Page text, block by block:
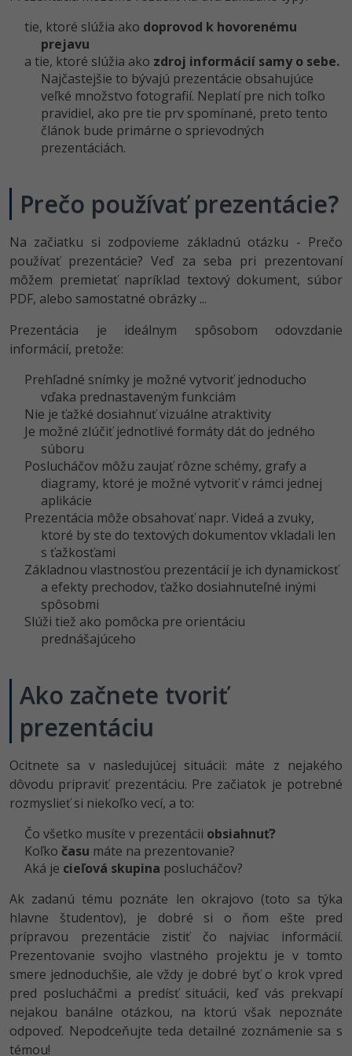
Adobe XD
Adobe InDesign -25%
Adobe After Effects
Blender -80%
Fotografovanie -80%
Video
Ostatné
tie, ktoré slúžia ako doprovod k hovorenému
prejavu
a tie, ktoré slúžia ako zdroj informácií samy o sebe.
Najčastejšie to bývajú prezentácie obsahujúce
veľké množstvo fotografií. Neplatí pre nich toľko
pravidiel, ako pre tie prv spomínané, preto tento
článok bude primárne o sprievodných
prezentáciách.
Prečo používať prezentácie?
Na začiatku si zodpovieme základnú otázku - Prečo
používať prezentácie? Veď za seba pri prezentovaní
môžem premietať napríklad textový dokument, súbor
PDF, alebo samostatné obrázky ...
Prezentácia je ideálnym spôsobom odovzdanie
informácií, pretože:
Prehľadné snímky je možné vytvoriť jednoducho
vďaka prednastaveným funkciám
Nie je ťažké dosiahnuť vizuálne atraktivity
Je možné zlúčiť jednotlivé formáty dát do jedného
súboru
Poslucháčov môžu zaujať rôzne schémy, grafy a
diagramy, ktoré je možné vytvoriť v rámci jednej
aplikácie
Prezentácia môže obsahovať napr. Videá a zvuky,
ktoré by ste do textových dokumentov vkladali len
s ťažkosťami
Základnou vlastnosťou prezentácií je ich dynamickosť
a efekty prechodov, ťažko dosiahnuteľné inými
spôsobmi
Slúži tiež ako pomôcka pre orientáciu
prednášajúceho
Ako začnete tvoriť
prezentáciu
Ocitnete sa v nasledujúcej situácii: máte z nejakého
dôvodu pripraviť prezentáciu. Pre začiatok je potrebné
rozmyslieť si niekoľko vecí, a to:
Čo všetko musíte v prezentácii obsiahnuť?
Koľko času máte na prezentovanie?
Aká je cieľová skupina poslucháčov?
Ak zadanú tému poznáte len okrajovo (toto sa týka
hlavne študentov), je dobré si o ňom ešte pred
prípravou prezentácie zistiť čo najviac informácií.
Prezentovanie svojho vlastného projektu je v tomto
smere jednoduchšie, ale vždy je dobré byť o krok vpred
pred poslucháčmi a predísť situácii, keď vás prekvapí
nejakou banálne otázkou, na ktorú však nepoznáte
odpoveď. Nepodceňujte teda detailné zoznámenie sa s
témou!